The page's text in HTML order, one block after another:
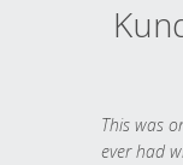
This was
ever had